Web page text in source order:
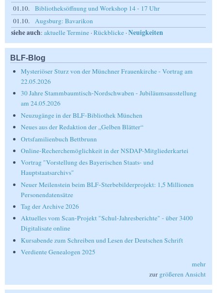
01.10.
Bibliotheksöffnung und Workshop 14 - 17 Uhr
01.10.
Augsburg: Bavarikon
siehe auch: aktuelle Termine ·Rückblicke ·Neuigkeiten
BLF-Blog
Mysteriöser Sturz von der Münchner Frauenkirche - Vortrag am
22.05.2026
30 Jahre Stammbaumtisch-Nordschwaben - Jubiläumsausstellung
am 24.05.2026
Neuzugänge in der BLF-Bibliothek München
Neues aus der Redaktion der „Gelben Blätter“
Ortsfamilienbuch Bettbrunn
Online-Recherchemöglichkeit in der NSDAP-Mitgliederkartei
Vortrag "Vorstellung des Bayerischen Staats- und
Hauptstaatsarchivs"
Neuer Meilenstein beim BLF-Sterbebilderprojekt: 1,5 Millionen
Personendatensätze
Tag der Archive 2026
Aktuelles vom Scan-Projekt "Schul-Jahresberichte" - über 3400
Digitalisate online
Kursabende zum Schreiben und Lesen der Deutschen Schrift
Verdiente Genealogen 2025
mehr
zur größeren Ansicht